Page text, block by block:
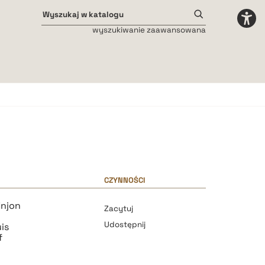
wyszukiwanie zaawansowana
CZYNNOŚCI
Zacytuj
Udostępnij